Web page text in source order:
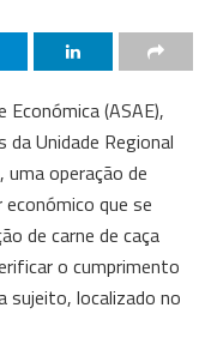
(ASAE),
Unidade Regional
uma operação de
que se
de carne de caça
o cumprimento
sujeito, localizado no